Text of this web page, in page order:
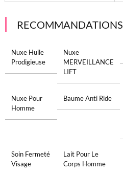
RECOMMANDATIONS
Nuxe Huile
Prodigieuse
Nuxe
MERVEILLANCE
LIFT
Nuxe Pour
Homme
Baume Anti Ride
Soin Fermeté
Visage
Lait Pour Le
Corps Homme